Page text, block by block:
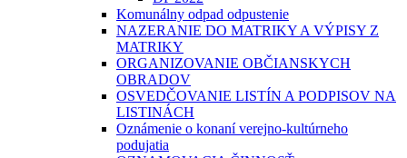
Komunálny odpad odpustenie
NAZERANIE DO MATRIKY A VÝPISY Z
MATRIKY
ORGANIZOVANIE OBČIANSKYCH
OBRADOV
OSVEDČOVANIE LISTÍN A PODPISOV NA
LISTINÁCH
Oznámenie o konaní verejno-kultúrneho
podujatia